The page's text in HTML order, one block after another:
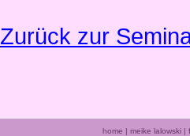
Zurück zur
home | meike lalowski|